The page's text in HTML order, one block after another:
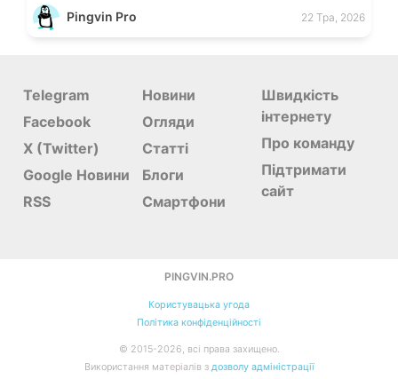
Pingvin Pro 22 Тра, 2026
Telegram
Facebook
X (Twitter)
Google Новини
RSS
Новини
Огляди
Статті
Блоги
Смартфони
Швидкість
інтернету
Про команду
Підтримати
сайт
PINGVIN.PRO
Користувацька угода
Політика конфіденційності
© 2015-2026, всі права захищено.
Використання матеріалів з дозволу адміністрації